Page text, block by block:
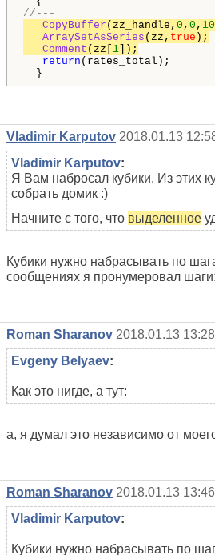
//---
CopyBuffer (zz_handle, 0 , 0 , 10
ArraySetAsSeries (zz, true );
Comment (zz[ 1 ]);
return (rates_total);
}
Vladimir Karputov 2018.01.13
Vladimir Karputov:
Я Вам набросал кубики. Из этих
собрать домик :)
Начните с того, что выделенное
Кубики нужно набрасывать по
сообщениях я пронумеровал
Roman Sharanov 2018.01.13 13:28
Evgeny Belyaev:
Как это нигде, а тут:
а, я думал это независимо от
Roman Sharanov 2018.01.13 13:46
Vladimir Karputov:
Кубики нужно набрасывать по